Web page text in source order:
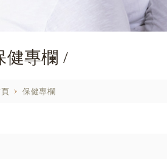
健專欄 /
保健專欄